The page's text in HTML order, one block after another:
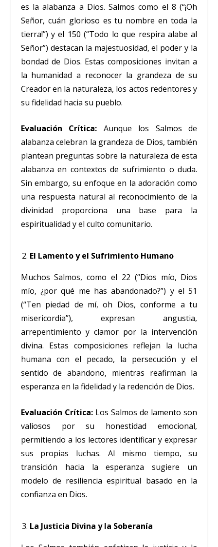
es la alabanza a Dios. Salmos como el 8 (“¡Oh
Señor, cuán glorioso es tu nombre en toda la
tierra!”) y el 150 (“Todo lo que respira alabe al
Señor”) destacan la majestuosidad, el poder y la
bondad de Dios. Estas composiciones invitan a
la humanidad a reconocer la grandeza de su
Creador en la naturaleza, los actos redentores y
su fidelidad hacia su pueblo.
Evaluación Crítica: Aunque los Salmos de
alabanza celebran la grandeza de Dios, también
plantean preguntas sobre la naturaleza de esta
alabanza en contextos de sufrimiento o duda.
Sin embargo, su enfoque en la adoración como
una respuesta natural al reconocimiento de la
divinidad proporciona una base para la
espiritualidad y el culto comunitario.
El Lamento y el Sufrimiento Humano
Muchos Salmos, como el 22 (“Dios mío, Dios
mío, ¿por qué me has abandonado?”) y el 51
(“Ten piedad de mí, oh Dios, conforme a tu
misericordia”), expresan angustia,
arrepentimiento y clamor por la intervención
divina. Estas composiciones reflejan la lucha
humana con el pecado, la persecución y el
sentido de abandono, mientras reafirman la
esperanza en la fidelidad y la redención de Dios.
Evaluación Crítica:Los Salmos de lamento son
valiosos por su honestidad emocional,
permitiendo a los lectores identificar y expresar
sus propias luchas. Al mismo tiempo, su
transición hacia la esperanza sugiere un
modelo de resiliencia espiritual basado en la
confianza en Dios.
La Justicia Divina y la Soberanía